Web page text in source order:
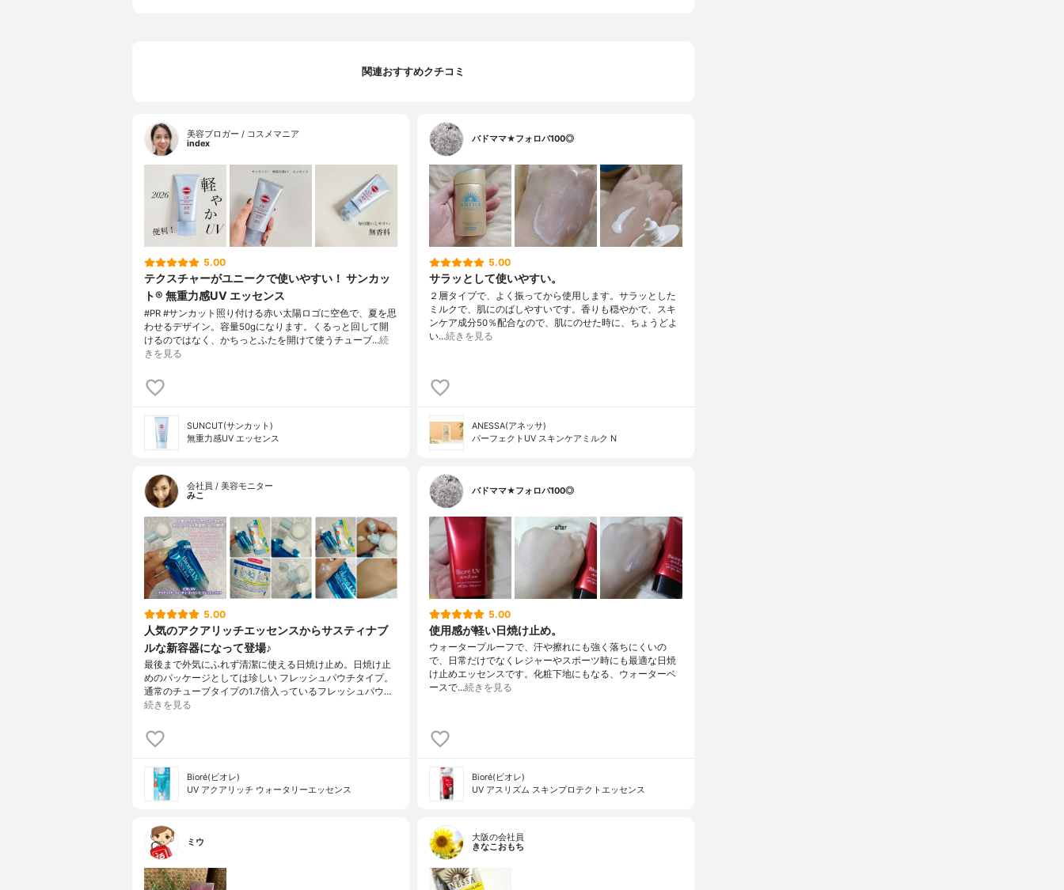
関連おすすめクチコミ
美容ブロガー / コスメマニア
index
5.00
テクスチャーがユニークで使いやすい！ サンカッ
ト® 無重力感UV エッセンス
#PR #サンカット照り付ける赤い太陽ロゴに空色で、夏を思
わせるデザイン。容量50gになります。くるっと回して開
けるのではなく、かちっとふたを開けて使うチューブ…続
きを見る
SUNCUT(サンカット)
無重力感UV エッセンス
バドママ★フォロバ100◎
5.00
サラッとして使いやすい。
２層タイプで、よく振ってから使用します。サラッとした
ミルクで、肌にのばしやすいです。香りも穏やかで、スキ
ンケア成分50％配合なので、肌にのせた時に、ちょうどよ
い…続きを見る
ANESSA(アネッサ)
パーフェクトUV スキンケアミルク N
会社員 / 美容モニター
みこ
5.00
人気のアクアリッチエッセンスからサスティナブ
ルな新容器になって登場♪
最後まで外気にふれず清潔に使える日焼け止め。日焼け止
めのパッケージとしては珍しい フレッシュパウチタイプ。
通常のチューブタイプの1.7倍入っているフレッシュパウ…
続きを見る
Bioré(ビオレ)
UV アクアリッチ ウォータリーエッセンス
バドママ★フォロバ100◎
5.00
使用感が軽い日焼け止め。
ウォータープルーフで、汗や擦れにも強く落ちにくいの
で、日常だけでなくレジャーやスポーツ時にも最適な日焼
け止めエッセンスです。化粧下地にもなる、ウォーターベ
ースで…続きを見る
Bioré(ビオレ)
UV アスリズム スキンプロテクトエッセンス
ミウ
大阪の会社員
きなこおもち